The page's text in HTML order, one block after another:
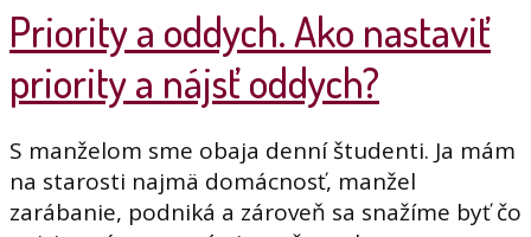
Priority a oddych. Ako nastaviť
priority a nájsť oddych?
S manželom sme obaja denní študenti. Ja mám
na starosti najmä domácnosť, manžel
zarábanie, podniká a zároveň sa snažíme byť čo